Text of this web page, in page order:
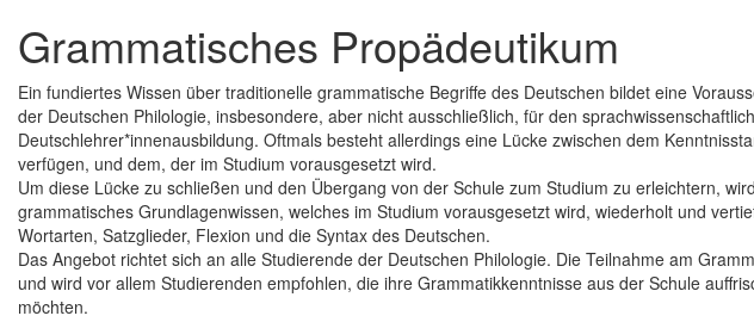
Grammatisches Propädeutikum
Ein fundiertes Wissen über traditionelle grammatische Begriffe des Deutschen bildet eine
der Deutschen Philologie, insbesondere, aber nicht ausschließlich, für den
Deutschlehrer*innenausbildung. Oftmals besteht allerdings eine Lücke zwischen dem
verfügen, und dem, der im Studium vorausgesetzt wird.
Um diese Lücke zu schließen und den Übergang von der Schule zum Studium zu erleichtern,
grammatisches Grundlagenwissen, welches im Studium vorausgesetzt wird, wiederholt und
Wortarten, Satzglieder, Flexion und die Syntax des Deutschen.
Das Angebot richtet sich an alle Studierende der Deutschen Philologie. Die Teilnahme am
und wird vor allem Studierenden empfohlen, die ihre Grammatikkenntnisse aus der Schule
möchten.